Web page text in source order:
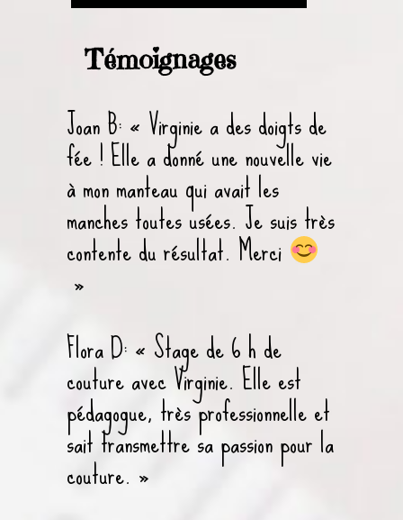
Témoignages
Joan B: « Virginie a des doigts de
fée ! Elle a donné une nouvelle vie
à mon manteau qui avait les
manches toutes usées. Je suis très
contente du résultat. Merci
»
Flora D: «Stage de 6 h de
couture avec Virginie. Elle est
pédagogue, très professionnelle et
sait transmettre sa passion pour la
couture. »